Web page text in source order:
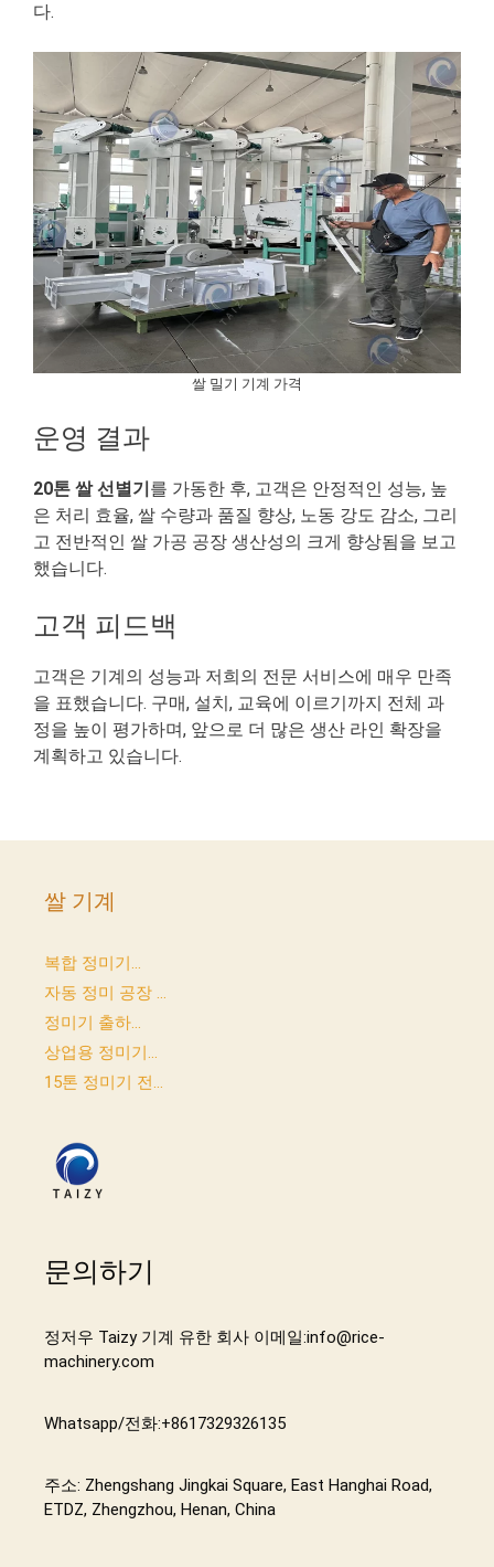
다.
쌀 밀기 기계 가격
운영 결과
20톤 쌀 선별기 를 가동한 후, 고객은 안정적인 성능, 높
은 처리 효율, 쌀 수량과 품질 향상, 노동 강도 감소, 그리
고 전반적인 쌀 가공 공장 생산성의 크게 향상됨을 보고
했습니다.
고객 피드백
고객은 기계의 성능과 저희의 전문 서비스에 매우 만족
을 표했습니다. 구매, 설치, 교육에 이르기까지 전체 과
정을 높이 평가하며, 앞으로 더 많은 생산 라인 확장을
계획하고 있습니다.
쌀 기계
복합 정미기...
자동 정미 공장 ...
정미기 출하...
상업용 정미기...
15톤 정미기 전...
문의하기
정저우 Taizy 기계 유한 회사 이메일:info@rice-
machinery.com
Whatsapp/전화:+8617329326135
주소: Zhengshang Jingkai Square, East Hanghai Road,
ETDZ, Zhengzhou, Henan, China